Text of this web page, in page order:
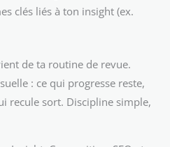
clés liés à ton insight (ex.
de ta routine de revue.
: ce qui progresse reste,
recule sort. Discipline simple,